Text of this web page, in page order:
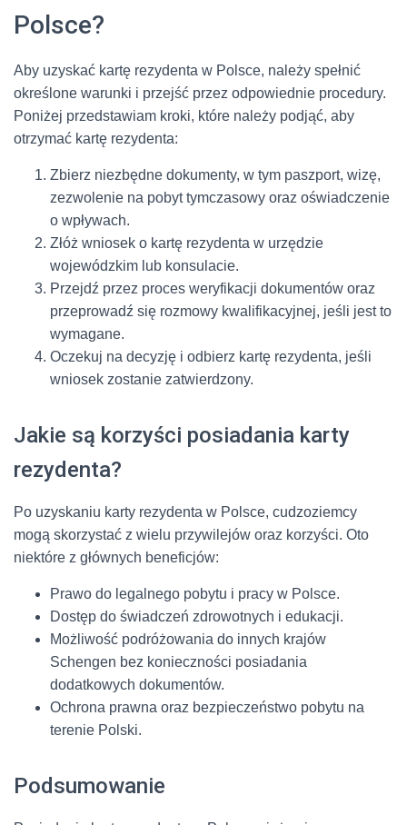
Polsce?
Aby uzyskać kartę rezydenta w Polsce, należy spełnić
określone warunki i przejść przez odpowiednie procedury.
Poniżej przedstawiam kroki, które należy podjąć, aby
otrzymać kartę rezydenta:
Zbierz niezbędne dokumenty, w tym paszport, wizę,
zezwolenie na pobyt tymczasowy oraz oświadczenie
o wpływach.
Złóż wniosek o kartę rezydenta w urzędzie
wojewódzkim lub konsulacie.
Przejdź przez proces weryfikacji dokumentów oraz
przeprowadź się rozmowy kwalifikacyjnej, jeśli jest to
wymagane.
Oczekuj na decyzję i odbierz kartę rezydenta, jeśli
wniosek zostanie zatwierdzony.
Jakie są korzyści posiadania karty
rezydenta?
Po uzyskaniu karty rezydenta w Polsce, cudzoziemcy
mogą skorzystać z wielu przywilejów oraz korzyści. Oto
niektóre z głównych beneficjów:
Prawo do legalnego pobytu i pracy w Polsce.
Dostęp do świadczeń zdrowotnych i edukacji.
Możliwość podróżowania do innych krajów
Schengen bez konieczności posiadania
dodatkowych dokumentów.
Ochrona prawna oraz bezpieczeństwo pobytu na
terenie Polski.
Podsumowanie